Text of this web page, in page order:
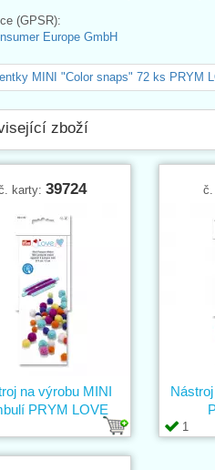
(GPSR):
Europe GmbH
MINI "Color snaps" 72 ks PRYM
zboží
karty: 39724
na výrobu MINI
PRYM LOVE
č.
1